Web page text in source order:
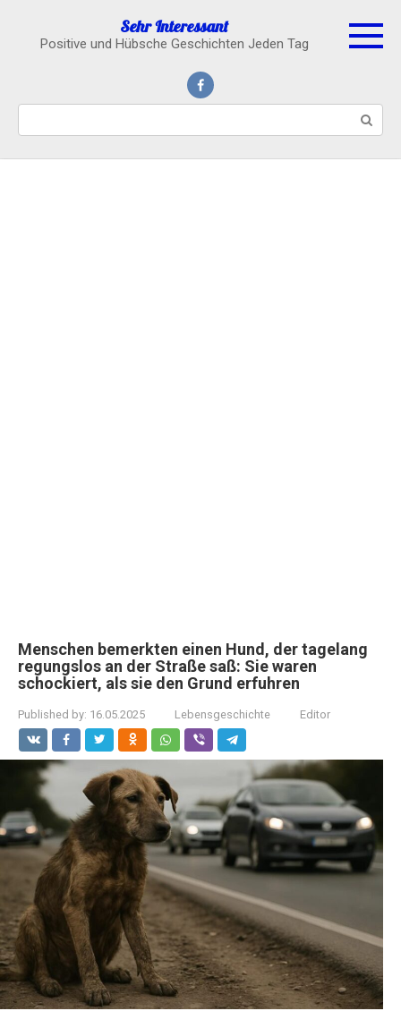
content
Sehr Interessant
Positive und Hübsche Geschichten Jeden Tag
Menschen bemerkten einen Hund, der tagelang
regungslos an der Straße saß: Sie waren
schockiert, als sie den Grund erfuhren
Published by: 16.05.2025 Lebensgeschichte Editor